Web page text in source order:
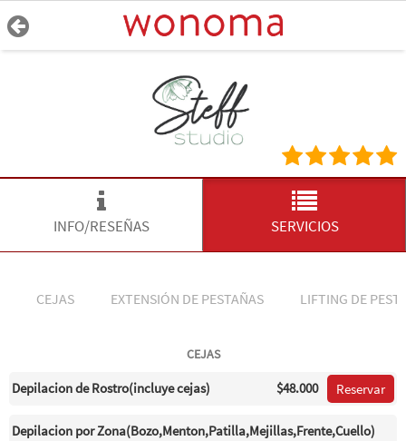
INFO/RESEÑAS SERVICIOS
CEJAS EXTENSIÓN DE PESTAÑAS LIFTING DE
CEJAS
Depilacion de Rostro(incluye cejas) $48.000 Reservar
Depilacion por Zona(Bozo,Menton,Patilla,Mejillas,Frente,Cuello)